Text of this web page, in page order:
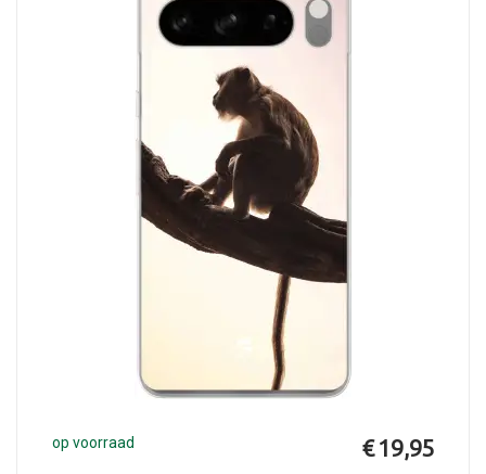
op voorraad € 19,95